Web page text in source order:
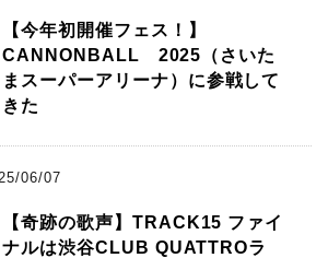
【今年初開催フェス！】
CANNONBALL 2025（さいた
まスーパーアリーナ）に参戦して
きた
06/07
【奇跡の歌声】TRACK15 ファイ
ナルは渋谷CLUB QUATTROラ